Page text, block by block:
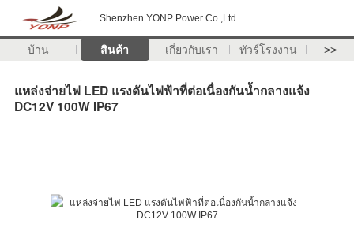
Shenzhen YONP Power Co.,Ltd
บ้าน สินค้า เกี่ยวกับเรา ทัวร์โรงงาน >>
แหล่งจ่ายไฟ LED แรงดันไฟฟ้าที่ต่อเนื่องกันน้ำกลางแจ้ง
DC12V 100W IP67